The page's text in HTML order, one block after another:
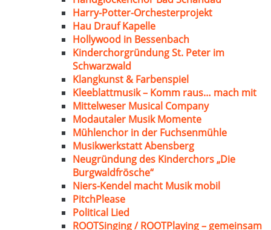
Harry-Potter-Orchesterprojekt
Hau Drauf Kapelle
Hollywood in Bessenbach
Kinderchorgründung St. Peter im
Schwarzwald
Klangkunst & Farbenspiel
Kleeblattmusik – Komm raus… mach mit
Mittelweser Musical Company
Modautaler Musik Momente
Mühlenchor in der Fuchsenmühle
Musikwerkstatt Abensberg
Neugründung des Kinderchors „Die
Burgwaldfrösche“
Niers-Kendel macht Musik mobil
PitchPlease
Political Lied
ROOTSinging / ROOTPlaying – gemeinsam